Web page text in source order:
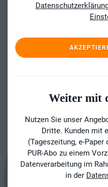
Weiter mit
Nutzen Sie unser
Dritte. Kunden mit
(Tageszeitung, e-
PUR-Abo zu einem
Datenverarbeitung im
in der